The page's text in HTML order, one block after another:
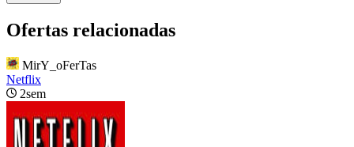
Ofertas relacionadas
MirY_oFerTas
Netflix
2sem